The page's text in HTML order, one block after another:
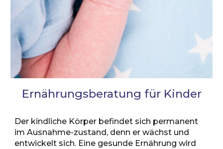
Ernährungsberatung für Kinder
Der kindliche Körper befindet sich permanent
im Ausnahme-zustand, denn er wächst und
entwickelt sich. Eine gesunde Ernährung wird